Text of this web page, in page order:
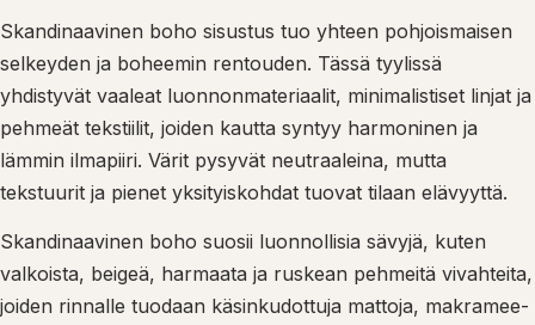
Skandinaavinen boho sisustus tuo yhteen pohjoismaisen
selkeyden ja boheemin rentouden. Tässä tyylissä
yhdistyvät vaaleat luonnonmateriaalit, minimalistiset linjat ja
pehmeät tekstiilit, joiden kautta syntyy harmoninen ja
lämmin ilmapiiri. Värit pysyvät neutraaleina, mutta
tekstuurit ja pienet yksityiskohdat tuovat tilaan elävyyttä.
Skandinaavinen boho suosii luonnollisia sävyjä, kuten
valkoista, beigeä, harmaata ja ruskean pehmeitä vivahteita,
joiden rinnalle tuodaan käsinkudottuja mattoja, makramee-